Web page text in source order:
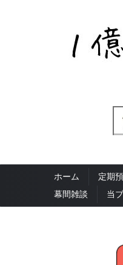
ホーム 定期
幕間雑談
当